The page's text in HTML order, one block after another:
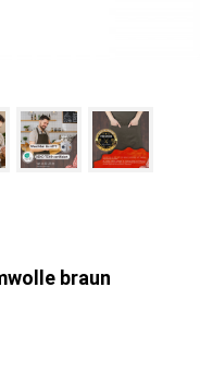
braun